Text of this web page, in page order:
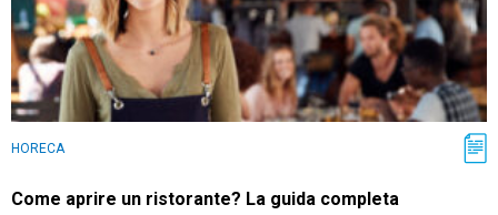
HORECA
Come aprire un ristorante? La guida completa